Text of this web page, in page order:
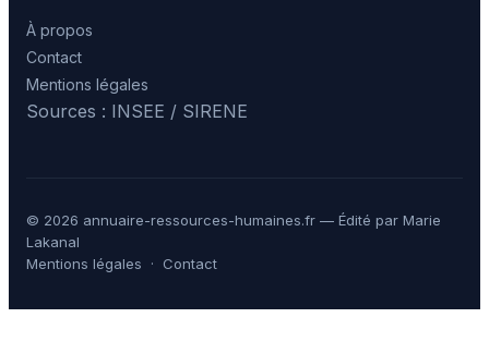
À propos
Contact
Mentions légales
Sources : INSEE / SIRENE
© 2026 annuaire-ressources-humaines.fr — Édité par Marie
Lakanal
Mentions légales · Contact